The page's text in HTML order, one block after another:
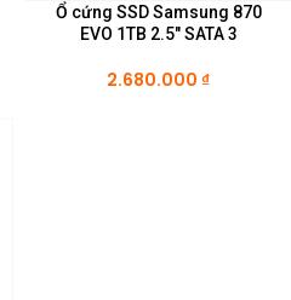
Ổ cứng SSD Samsung 870
EVO 1TB 2.5″ SATA 3
2.680.000 ₫